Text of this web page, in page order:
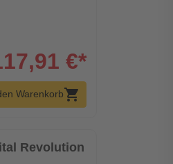
€*
Menge
Warenkorbshopping_cart
Revolution